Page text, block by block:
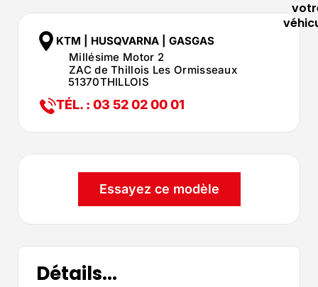
KTM | HUSQVARNA | GASGAS
Millésime Motor 2
ZAC de Thillois Les Ormisseaux
51370THILLOIS
TÉL. : 03 52 02 00 01
Essayez ce modèle
Détails...